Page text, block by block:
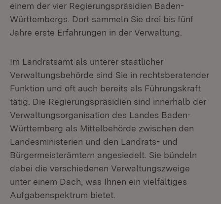
einem der vier Regierungspräsidien Baden-
Württembergs. Dort sammeln Sie drei bis fünf
Jahre erste Erfahrungen in der Verwaltung.
Im Landratsamt als unterer staatlicher
Verwaltungsbehörde sind Sie in rechtsberatender
Funktion und oft auch bereits als Führungskraft
tätig. Die Regierungspräsidien sind innerhalb der
Verwaltungsorganisation des Landes Baden-
Württemberg als Mittelbehörde zwischen den
Landesministerien und den Landrats- und
Bürgermeisterämtern angesiedelt. Sie bündeln
dabei die verschiedenen Verwaltungszweige
unter einem Dach, was Ihnen ein vielfältiges
Aufgabenspektrum bietet.